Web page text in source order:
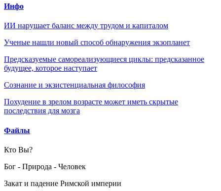
Инфо
ИИ нарушает баланс между трудом и капиталом
Ученые нашли новый способ обнаружения экзопланет
Предсказуемые самореализующиеся циклы: предсказанное
будущее, которое наступает
Сознание и экзистенциальная философия
Похудение в зрелом возрасте может иметь скрытые
последствия для мозга
Файлы
Кто Вы?
Бог - Природа - Человек
Закат и падение Римской империи